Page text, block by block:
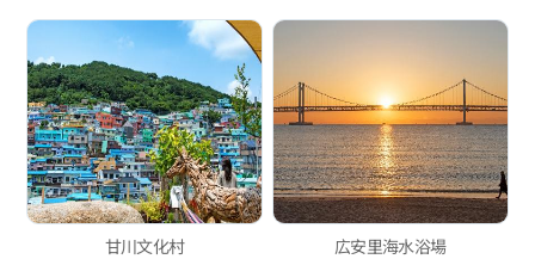
甘川文化村 広安里海水浴場